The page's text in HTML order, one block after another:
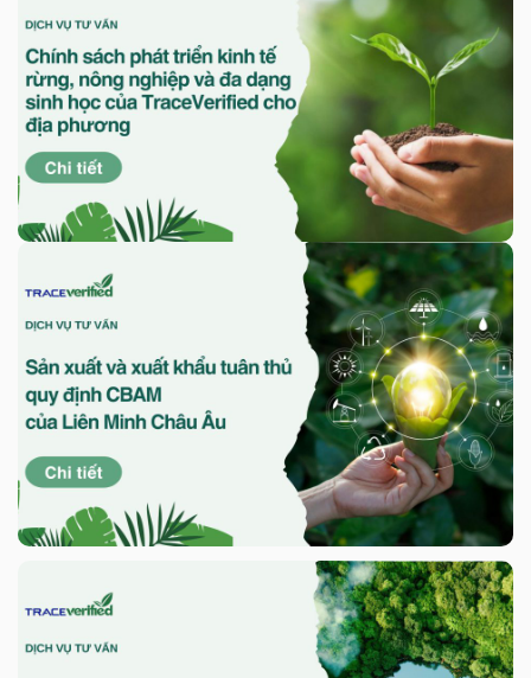
rừng, nông nghiệp và đa dạng
sinh học của TraceVerified cho
địa phương
Chi tiết
Sản xuất và xuất khẩu tuân thủ
quy định CBAM của Liên Minh
Châu Âu
Chi tiết
Báo cáo kiểm kê khí nhà kính theo